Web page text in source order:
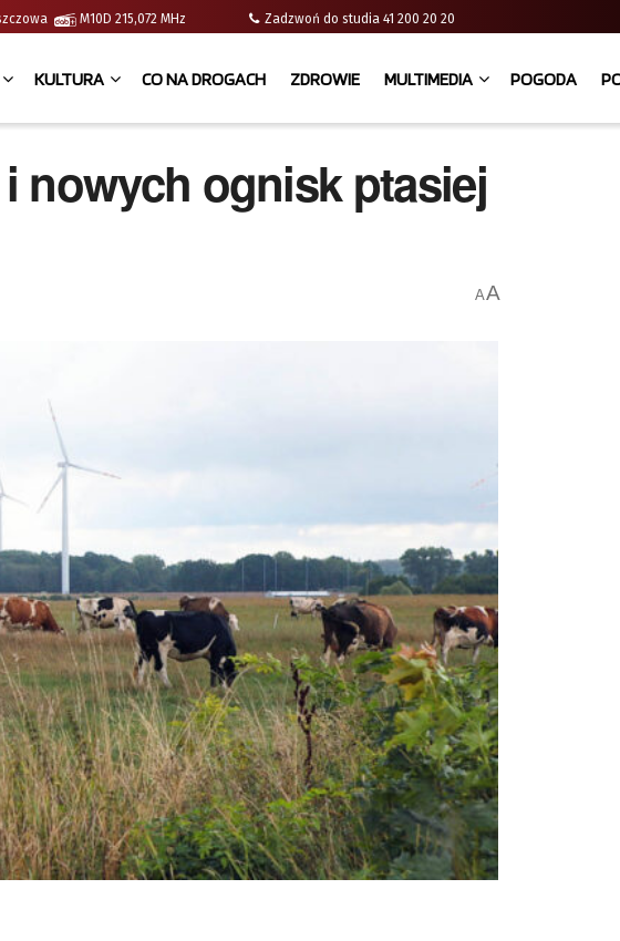
M10D 215,072 MHz Zadzwoń do studia 41 200 20 20
KULTURA CO NA DROGACH ZDROWIE MULTIMEDIA POGODA
nowych ognisk ptasiej
AA